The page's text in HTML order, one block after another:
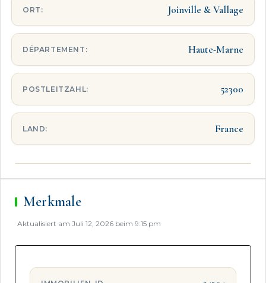
ORT: Joinville & Vallage
DÉPARTEMENT: Haute-Marne
POSTLEITZAHL: 52300
LAND: France
Merkmale
Aktualisiert am Juli 12, 2026 beim 9:15 pm